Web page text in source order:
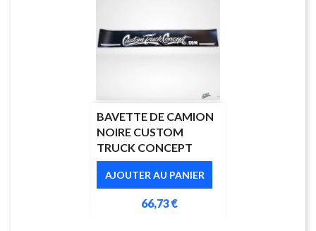
BAVETTE DE CAMION
NOIRE CUSTOM
TRUCK CONCEPT
AJOUTER AU PANIER
66,73 €